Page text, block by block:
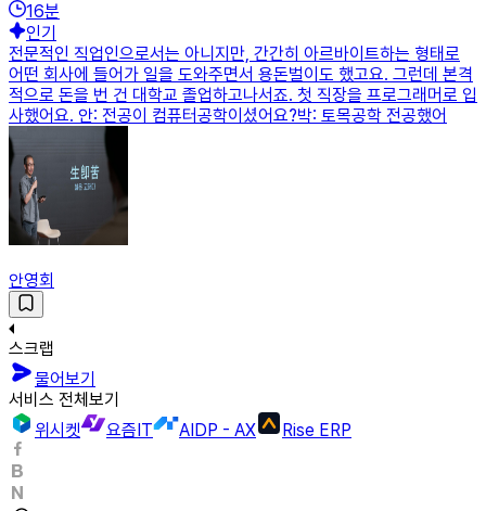
16분
인기
전문적인 직업인으로서는 아니지만, 간간히 아르바이트하는 형태로
어떤 회사에 들어가 일을 도와주면서 용돈벌이도 했고요. 그런데 본격
적으로 돈을 번 건 대학교 졸업하고나서죠. 첫 직장을 프로그래머로 입
사했어요. 안: 전공이 컴퓨터공학이셨어요?박: 토목공학 전공했어
안영회
스크랩
물어보기
서비스 전체보기
위시켓
요즘IT AIDP - AX Rise ERP